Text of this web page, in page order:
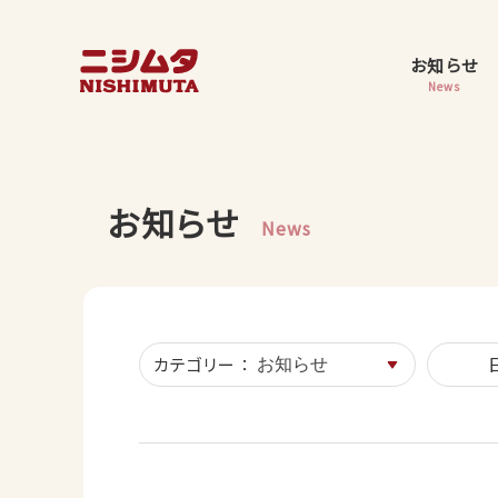
お知らせ
News
お知らせ News
カテゴリー ：